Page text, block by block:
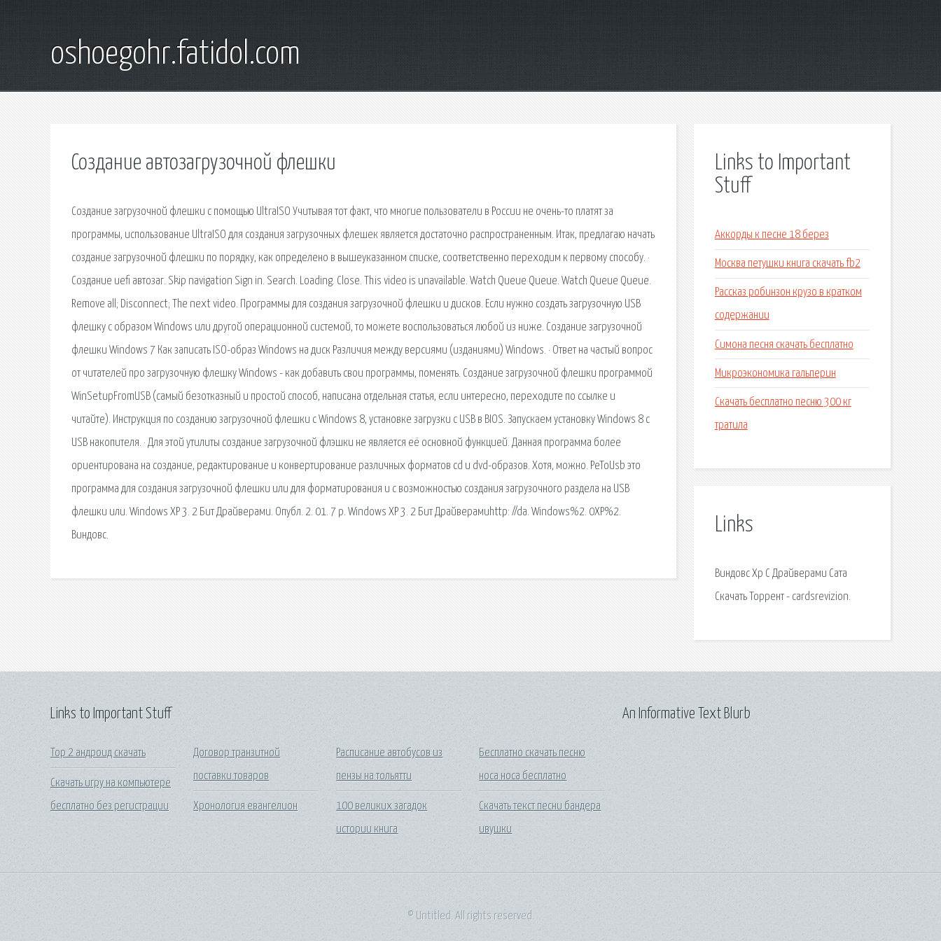
oshoegohr.fatidol.com
Создание автозагрузочной флешки
Создание загрузочной флешки с помощью UltraISO Учитывая тот факт, что многие пользователи в России не очень-то платят за
программы, использование UltraISO для создания загрузочных флешек является достаточно распространенным. Итак, предлагаю начать
создание загрузочной флешки по порядку, как определено в вышеуказанном списке, соответственно переходим к первому способу. ·
Создание uefi автозаг. Skip navigation Sign in. Search. Loading. Close. This video is unavailable. Watch Queue Queue. Watch Queue Queue.
Remove all; Disconnect; The next video. Программы для создания загрузочной флешки и дисков. Если нужно создать загрузочную USB
флешку с образом Windows или другой операционной системой, то можете воспользоваться любой из ниже. Создание загрузочной
флешки Windows 7 Как записать ISO-образ Windows на диск Различия между версиями (изданиями) Windows. · Ответ на частый вопрос
от читателей про загрузочную флешку Windows - как добавить свои программы, поменять. Создание загрузочной флешки программой
WinSetupFromUSB (самый безотказный и простой способ, написана отдельная статья, если интересно, переходите по ссылке и
читайте). Инструкция по созданию загрузочной флешки с Windows 8, установке загрузки с USB в BIOS. Запускаем установку Windows 8 с
USB накопителя. · Для этой утилиты создание загрузочной флэшки не является её основной функцией. Данная программа более
ориентирована на создание, редактирование и конвертирование различных форматов cd и dvd-образов. Хотя, можно. PeToUsb это
программа для создания загрузочной флешки или для форматирования и с возможностью создания загрузочного раздела на USB
флешки или. Windows XP 3. 2 Бит Драйверами. Опубл. 2. 01. 7 р. Windows XP 3. 2 Бит Драйверамиhttp: //da. Windows%2. 0XP%2.
Виндовс.
Links to Important
Stuff
Аккорды к песне 18 берез
Москва петушки книга скачать fb2
Рассказ робинзон крузо в кратком
содержании
Симона песня скачать бесплатно
Микроэкономика гальперин
Скачать бесплатно песню 300 кг
тратила
Links
Виндовс Хр С Драйверами Сата
Скачать Торрент - cardsrevizion.
Links to Important Stuff
Тор 2 андроид скачать
Скачать игру на компьютере
бесплатно без регистрации
Договор транзитной
поставки товаров
Хронология евангелион
Расписание автобусов из
пензы на тольятти
100 великих загадок
истории книга
Бесплатно скачать песню
носа носа бесплатно
Скачать текст песни бандера
ивушки
An Informative Text Blurb
© Untitled. All rights reserved.